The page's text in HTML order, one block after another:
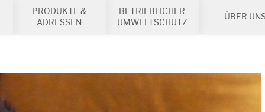
PRODUKTE &
ADRESSEN
BETRIEBLICHER
UMWELTSCHUTZ
ÜBER